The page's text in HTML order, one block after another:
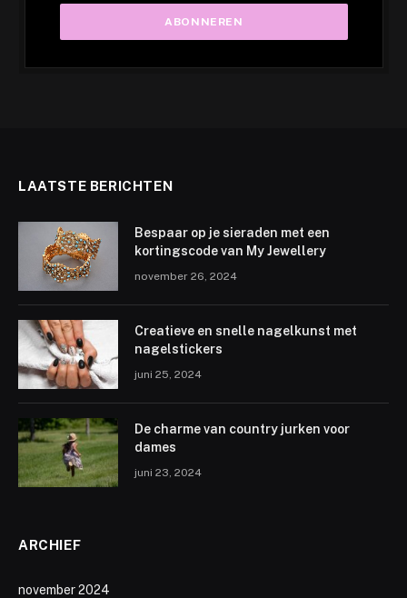
LAATSTE BERICHTEN
Bespaar op je sieraden met een
kortingscode van My Jewellery
november 26, 2024
Creatieve en snelle nagelkunst met
nagelstickers
juni 25, 2024
De charme van country jurken voor
dames
juni 23, 2024
ARCHIEF
november 2024